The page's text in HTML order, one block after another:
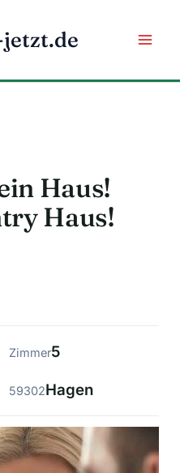
Haus!
Haus!
Zimmer5
59302Hagen